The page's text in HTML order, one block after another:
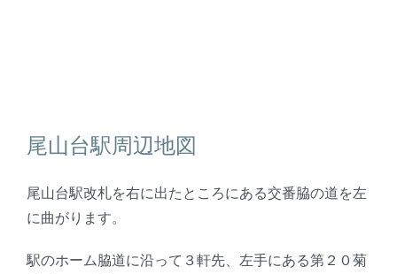
尾山台駅周辺地図
尾山台駅改札を右に出たところにある交番脇の道を左
に曲がります。
駅のホーム脇道に沿って３軒先、左手にある第２０菊